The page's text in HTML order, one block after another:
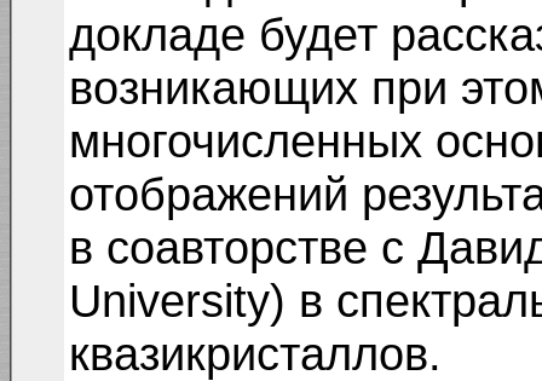
докладе будет
возникающих при
многочисленных
отображений
в соавторстве с
University) в
квазикристаллов.